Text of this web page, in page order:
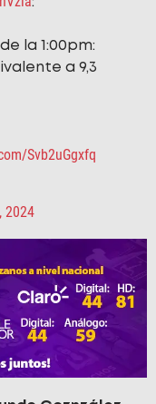
la 1:00pm:
a 9,3
Svb2uGgxfq
2024